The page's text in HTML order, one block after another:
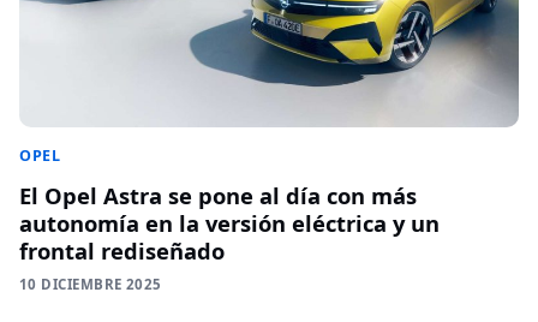
OPEL
El Opel Astra se pone al día con más
autonomía en la versión eléctrica y un
frontal rediseñado
10 DICIEMBRE 2025